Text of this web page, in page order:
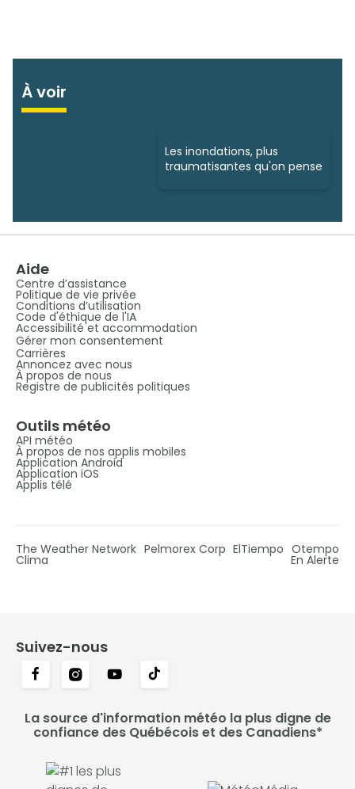
À voir
Les inondations, plus
traumatisantes qu'on pense
Aide
Centre d’assistance
Politique de vie privée
Conditions d’utilisation
Code d'éthique de l'IA
Accessibilité et accommodation
Gérer mon consentement
Carrières
Annoncez avec nous
À propos de nous
Registre de publicités politiques
Outils météo
API météo
À propos de nos applis mobiles
Application Android
Application iOS
Applis télé
The Weather Network Pelmorex Corp ElTiempo Otempo
Clima En Alerte
Suivez-nous
La source d'information météo la plus digne de
confiance des Québécois et des Canadiens*